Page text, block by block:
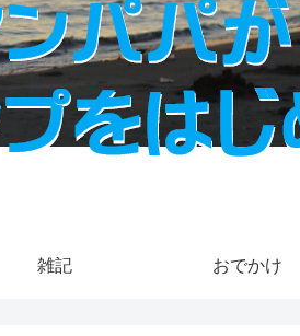
雑記 おでかけ